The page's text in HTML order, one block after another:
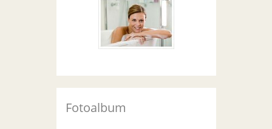
Fotoalbum